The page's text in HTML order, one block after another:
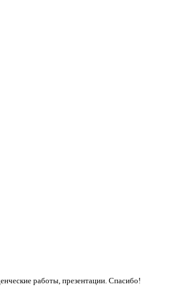
работы, презентации. Спасибо!